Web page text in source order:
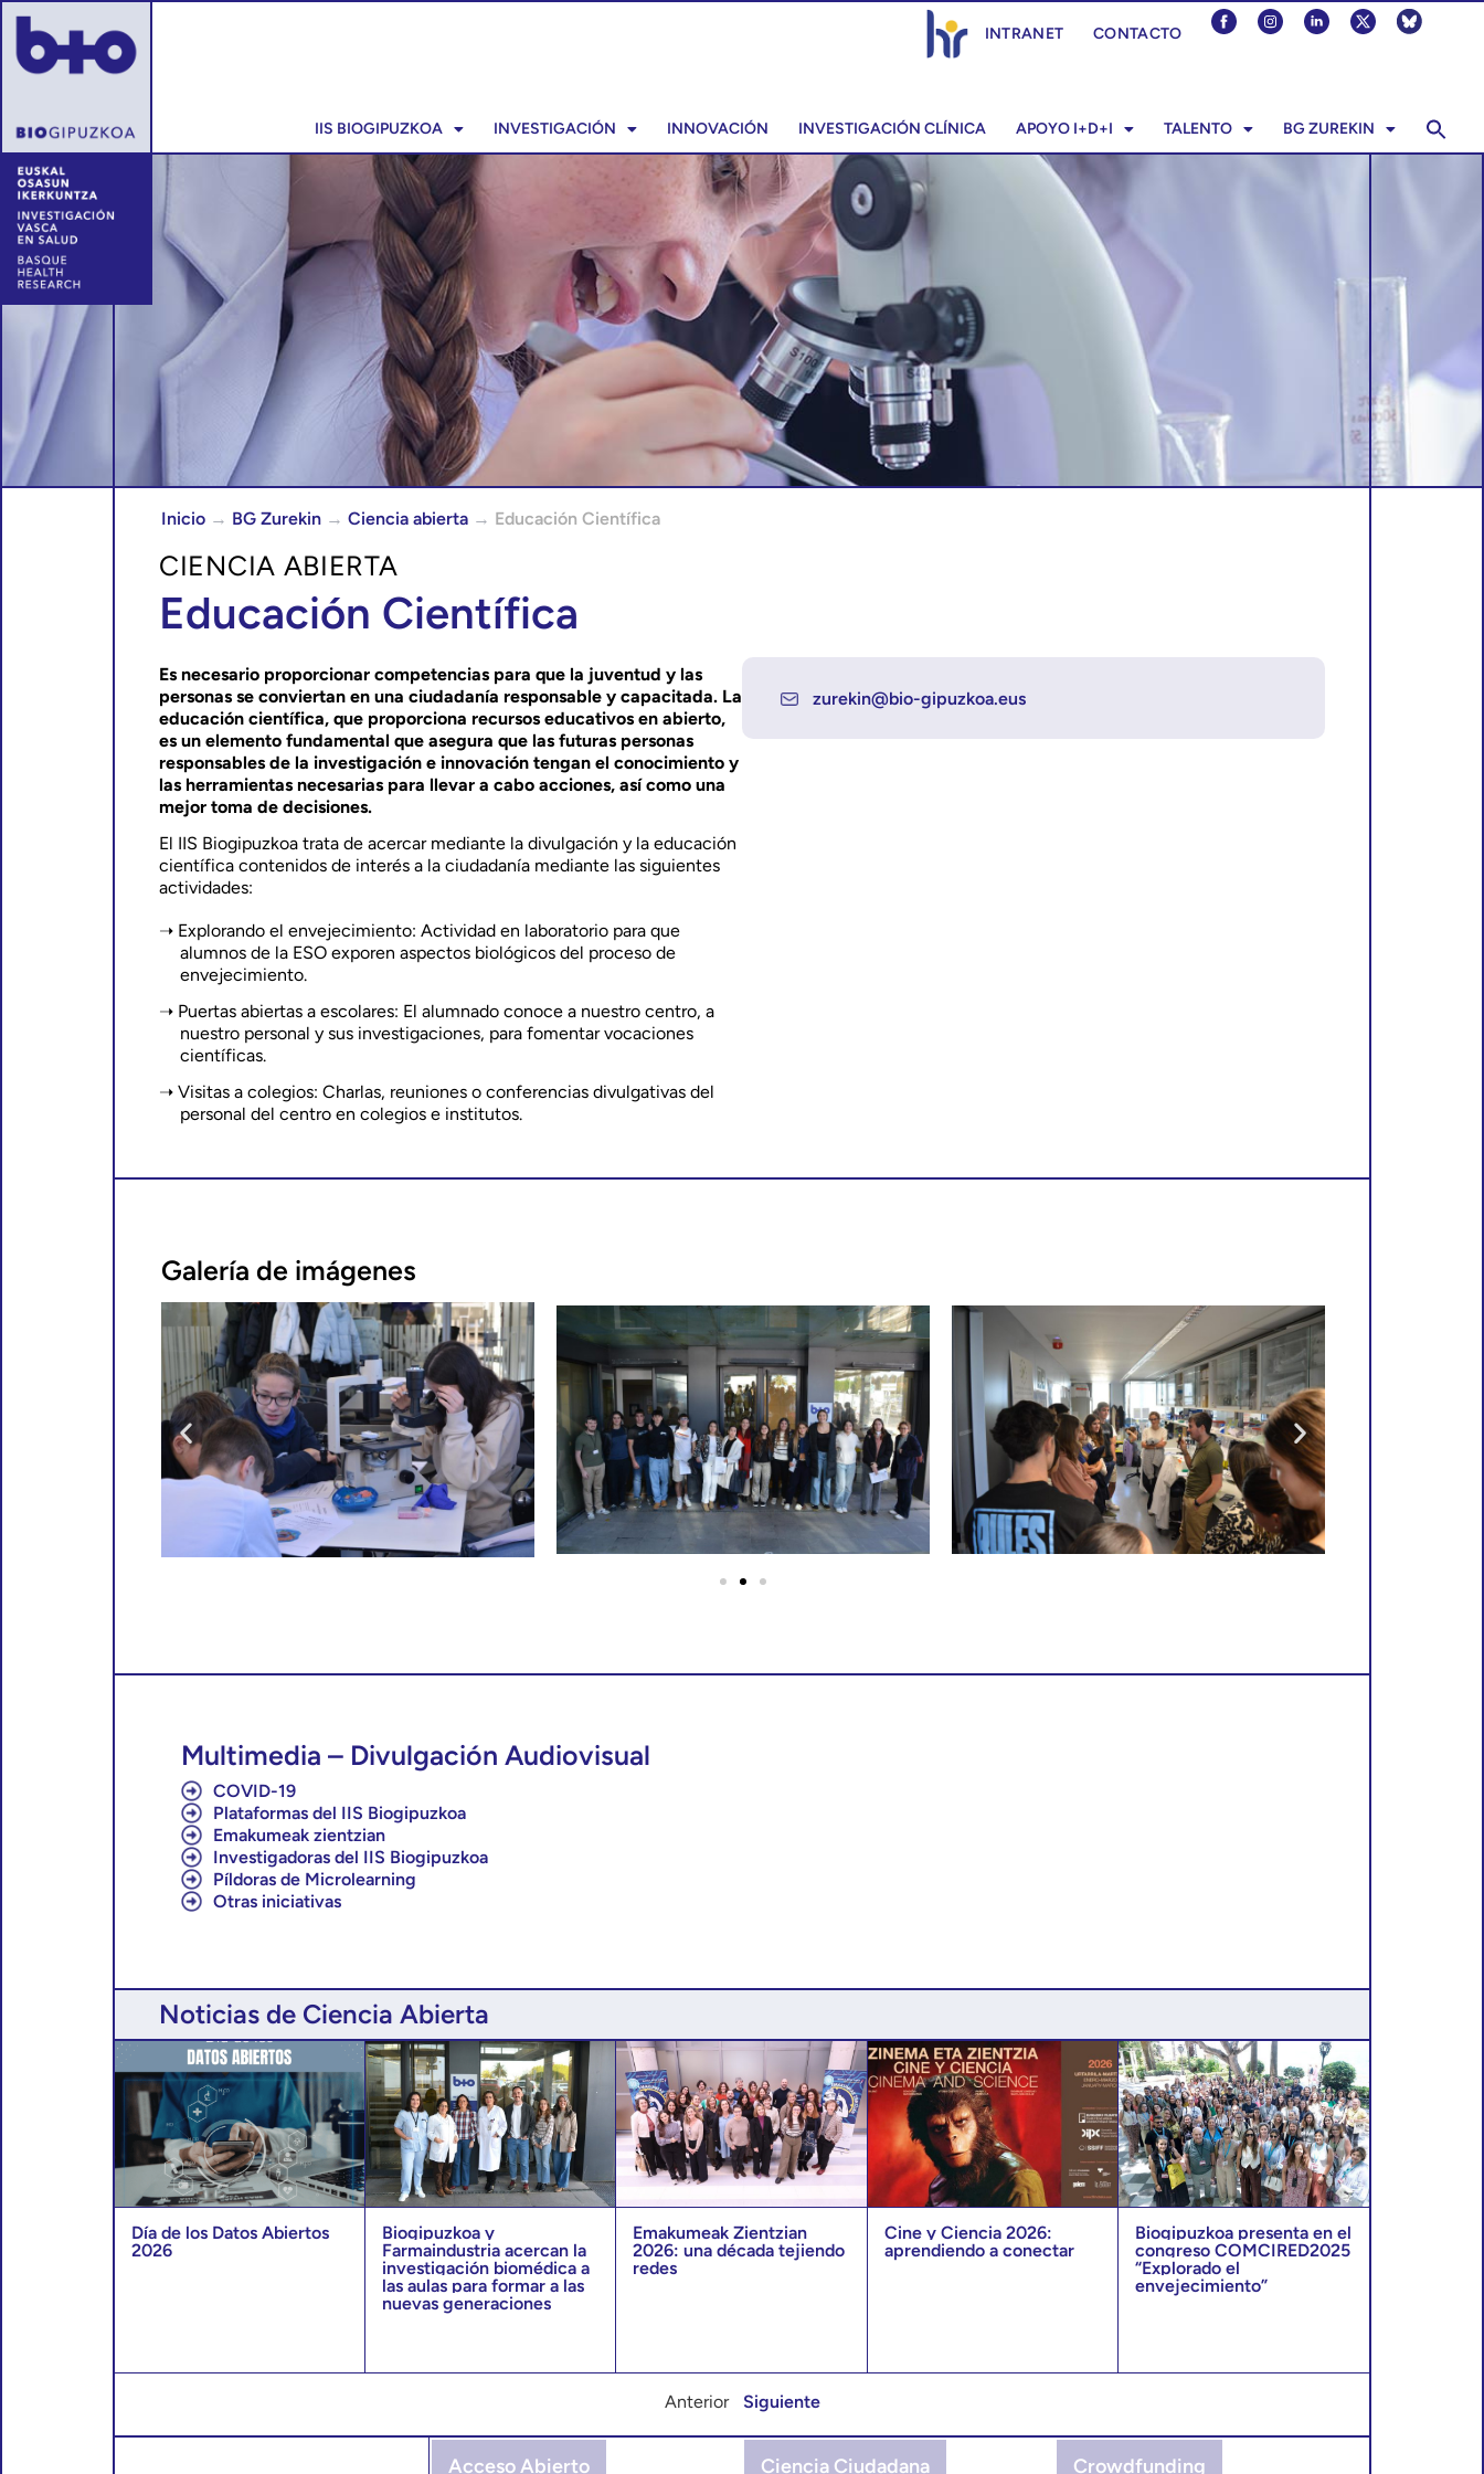
INTRANET CONTACTO
IIS BIOGIPUZKOA INVESTIGACIÓN INNOVACIÓN INVESTIGACIÓN CLÍNICA APOYO I+D+I TALENTO BG ZUREKIN
Inicio → BG Zurekin → Ciencia abierta → Educación Científica
CIENCIA ABIERTA
Educación Científica
Es necesario proporcionar competencias para que la juventud y las
personas se conviertan en una ciudadanía responsable y capacitada. La
educación científica, que proporciona recursos educativos en abierto,
es un elemento fundamental que asegura que las futuras personas
responsables de la investigación e innovación tengan el conocimiento y
las herramientas necesarias para llevar a cabo acciones, así como una
mejor toma de decisiones.
El IIS Biogipuzkoa trata de acercar mediante la divulgación y la educación
científica contenidos de interés a la ciudadanía mediante las siguientes
actividades:
Explorando el envejecimiento: Actividad en laboratorio para que
alumnos de la ESO exporen aspectos biológicos del proceso de
envejecimiento.
Puertas abiertas a escolares: El alumnado conoce a nuestro centro, a
nuestro personal y sus investigaciones, para fomentar vocaciones
científicas.
Visitas a colegios: Charlas, reuniones o conferencias divulgativas del
personal del centro en colegios e institutos.
zurekin@bio-gipuzkoa.eus
Galería de imágenes
Multimedia – Divulgación Audiovisual
COVID-19
Plataformas del IIS Biogipuzkoa
Emakumeak zientzian
Investigadoras del IIS Biogipuzkoa
Píldoras de Microlearning
Otras iniciativas
Noticias de Ciencia Abierta
Día de los Datos Abiertos
2026
Biogipuzkoa y
Farmaindustria acercan la
investigación biomédica a
las aulas para formar a las
nuevas generaciones
Emakumeak Zientzian
2026: una década tejiendo
redes
Cine y Ciencia 2026:
aprendiendo a conectar
Biogipuzkoa presenta en el
congreso COMCIRED2025
“Explorado el
envejecimiento”
Anterior Siguiente
Acceso Abierto Ciencia Ciudadana Crowdfunding